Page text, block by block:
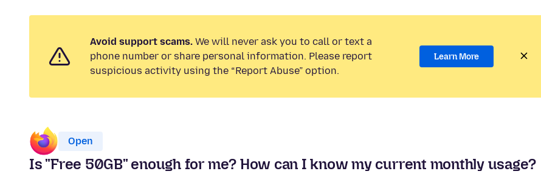
Avoid support scams. We will never ask you to call or text a
phone number or share personal information. Please report
suspicious activity using the “Report Abuse” option.
Learn More
Open
Is "Free 50GB" enough for me? How can I know my current monthly usage?